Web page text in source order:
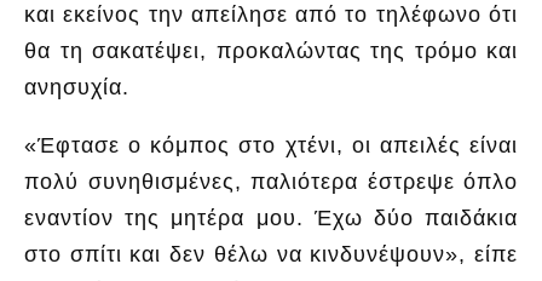
και εκείνος την απείλησε από το τηλέφωνο ότι
θα τη σακατέψει, προκαλώντας της τρόμο και
ανησυχία.
«Έφτασε ο κόμπος στο χτένι, οι απειλές είναι
πολύ συνηθισμένες, παλιότερα έστρεψε όπλο
εναντίον της μητέρα μου. Έχω δύο παιδάκια
στο σπίτι και δεν θέλω να κινδυνέψουν», είπε